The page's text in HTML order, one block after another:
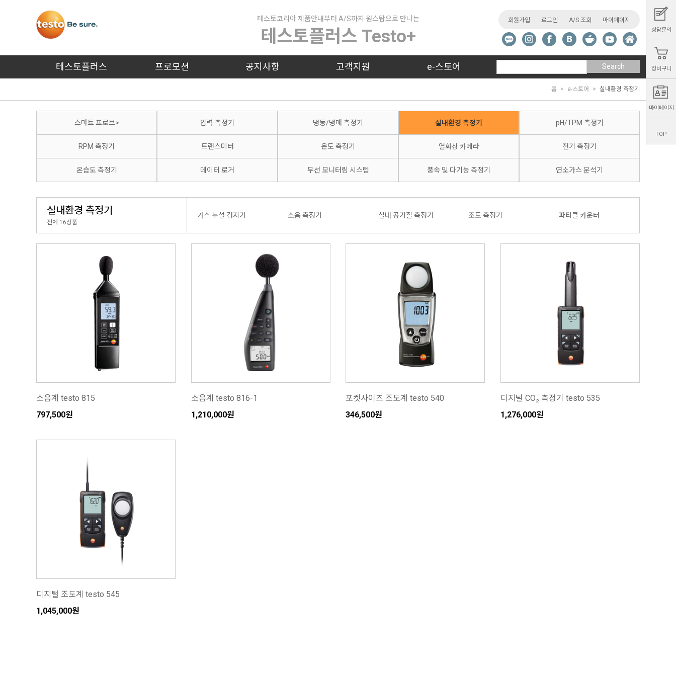
테스토코리아 제품안내부터 A/S까지 원스탑으로 만나는
테스토플러스 Testo+
회원가입 로그인 A/S 조회 마이페이지
테스토플러스 프로모션 공지사항 고객지원 e-스토어 Search
홈 e-스토어 실내환경 측정기
스마트 프로브> 압력 측정기 냉동/냉매 측정기 실내환경 측정기 pH/TPM 측정기
RPM 측정기 트랜스미터 온도 측정기 열화상 카메라 전기 측정기
온습도 측정기 데이터 로거 무선 모니터링 시스템 풍속 및 다기능 측정기 연소가스 분석기
실내환경 측정기
전체 16상품
가스 누설 검지기 소음 측정기 실내 공기질 측정기 조도 측정기 파티클 카운터
소음계 testo 815
797,500원
소음계 testo 816-1
1,210,000원
포켓사이즈 조도계 testo 540
346,500원
디지털 CO₂ 측정기 testo 535
1,276,000원
디지털 조도계 testo 545
1,045,000원
상담문의
장바구니
마이페이지
TOP